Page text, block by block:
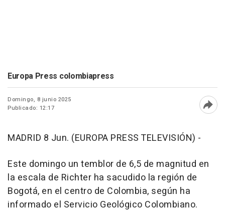
Europa Press colombiapress
Domingo, 8 junio 2025
Publicado: 12:17
MADRID 8 Jun. (EUROPA PRESS TELEVISIÓN) -
Este domingo un temblor de 6,5 de magnitud en
la escala de Richter ha sacudido la región de
Bogotá, en el centro de Colombia, según ha
informado el Servicio Geológico Colombiano.